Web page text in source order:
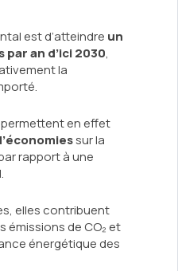
est d’atteindre un
an d’ici 2030,
la
en effet
sur la
rapport à une
elles contribuent
émissions de CO₂ et
énergétique des